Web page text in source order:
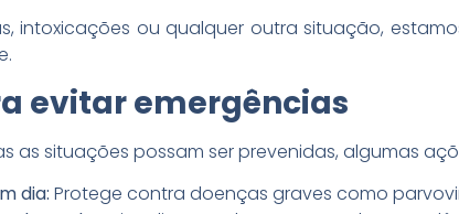
intoxicações ou qualquer outra situação,
evitar emergências
as situações possam ser prevenidas, algumas
dia: Protege contra doenças graves como